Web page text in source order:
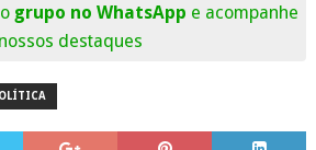
grupo no WhatsApp e acompanhe
nossos destaques